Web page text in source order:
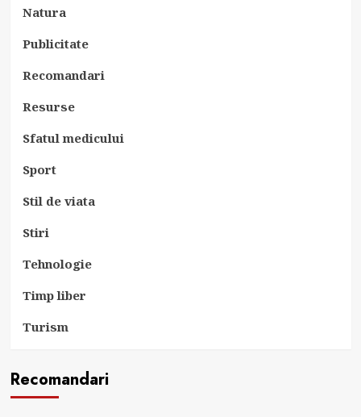
Natura
Publicitate
Recomandari
Resurse
Sfatul medicului
Sport
Stil de viata
Stiri
Tehnologie
Timp liber
Turism
Recomandari